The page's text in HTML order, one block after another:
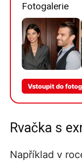
Fotogalerie
Vstoupit do
Rvačka s
Například v